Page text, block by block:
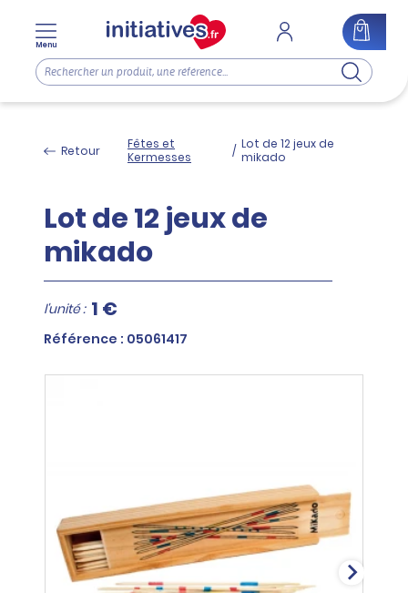
Menu
Retour
Fêtes et
Kermesses
/ Lot de 12 jeux de
mikado
Lot de 12 jeux de
mikado
l'unité : 1 €
Référence : 05061417